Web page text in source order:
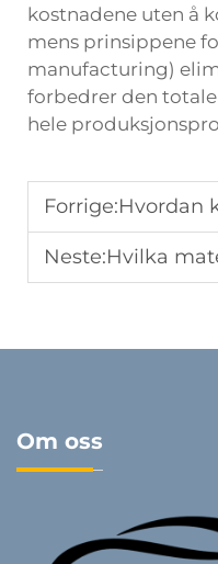
kostnadene uten å
mens prinsippene
manufacturing)
forbedrer den
hele
Forrige:Hvordan kjøpe
Neste:Hvilka material gir
Om oss